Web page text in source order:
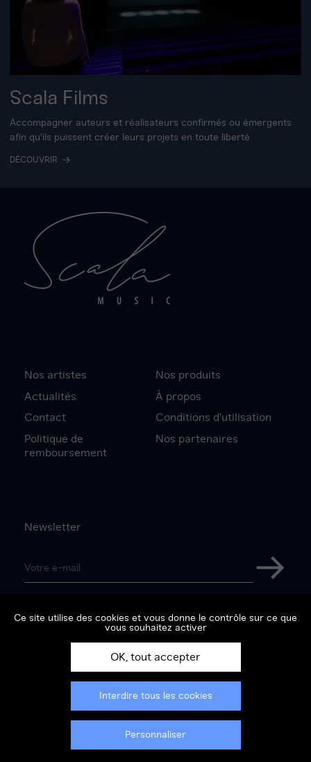
Scala Films
Accompagner auteurs et réalisateurs confirmés ou émergents
afin qu'ils puissent créer leurs projets en toute liberté
DÉCOUVRIR
Nos artistes
Nos produits
Actualités
À propos
Contact
Conditions d'utilisation
Politique de
remboursement
Nos partenaires
Newsletter
mail
FacebookInstagramTwitter Youtube
Politique de confidentialité
Conditions générales de vente
Ce site utilise des cookies et vous donne le contrôle sur ce que
vous souhaitez activer
OK, tout accepter
Interdire tous les cookies
Personnaliser